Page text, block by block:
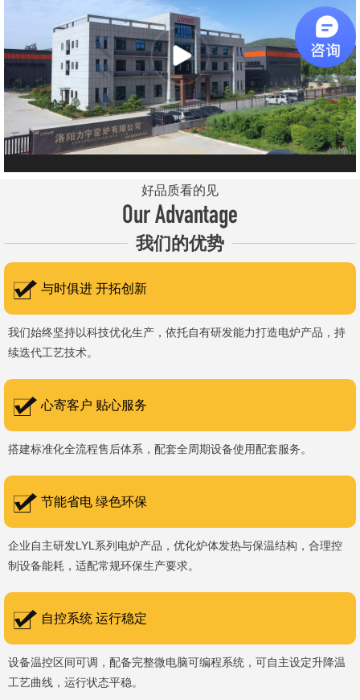
元件、高温窑具等。 历经二十余年市场积累，公司产品质量稳
定、性能可靠，应用场景覆盖高校、科研院所、工矿企业等领域，服
务于粉末、冶金、电子、煤炭、医药、陶瓷、玻璃、铝业、汽车、特
种新材料、耐火材料、新能源、航天航空、化工、金属烧结及金属热
处理等行业，产品覆盖国内多省市，并出口至海外多个国家和地
区。 近年来，公司通过理念更新、体制机制优化与科技创新，于
稳步增长，国内市场份额稳步提升，并获得质量诚信AAA 级企业荣
誉证书。 在产品技术方面，公司坚持精益求精、持续创新，自主
研发LYL系列节能精密型智能化电炉、窑炉产品，多项产品通过相关
权威认证。产品具备升温快、节能效果显著、温控精准、智能自动化
程度高、运行稳定、保温性能优良、全程电脑控制、可编程自动升降
盟CE认证。 公司凭借技术积累与产品优势，获得多项官方资质
认定：高新 技术企业、科技型中小企业、洛阳市企业研发中心（证
书编号：202207080）、河南省专精特新企业。 我们坚持以
科技促生产，以质量创品牌，以品牌创市场的战略发展，实现科学化
国内外新老客户前来参观洽谈，让我们携手，合作共赢，共创新未
来！洛阳新安工厂视频洛阳高新工厂视频
好品质看的见
Our Advantage
我们的优势
与时俱进 开拓创新
我们始终坚持以科技优化生产，依托自有研发能力打造电炉产品，持
续迭代工艺技术。
心寄客户 贴心服务
搭建标准化全流程售后体系，配套全周期设备使用配套服务。
节能省电 绿色环保
企业自主研发LYL系列电炉产品，优化炉体发热与保温结构，合理控
制设备能耗，适配常规环保生产要求。
自控系统 运行稳定
设备温控区间可调，配备完整微电脑可编程系统，可自主设定升降温
工艺曲线，运行状态平稳。